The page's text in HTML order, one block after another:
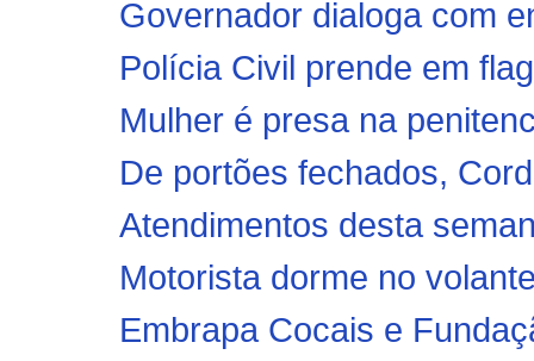
Governador dialoga com
Polícia Civil prende em
Mulher é presa na
De portões fechados,
Atendimentos desta
Motorista dorme no
Embrapa Cocais e